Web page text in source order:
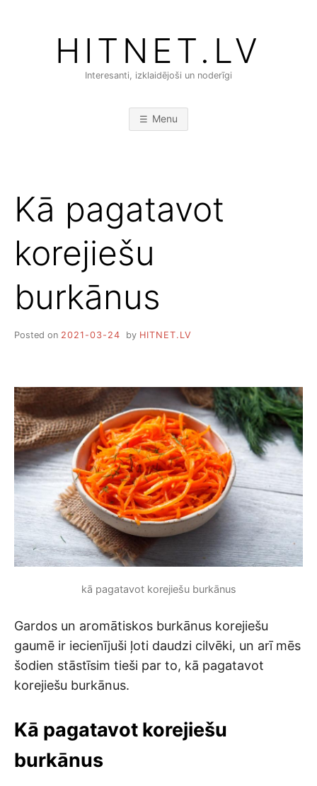
HITNET.LV
Interesanti, izklaidējoši un noderīgi
Menu
Kā pagatavot
korejiešu
burkānus
Posted on 2021-03-24 by HITNET.LV
kā pagatavot korejiešu burkānus
Gardos un aromātiskos burkānus korejiešu
gaumē ir iecienījuši ļoti daudzi cilvēki, un arī mēs
šodien stāstīsim tieši par to, kā pagatavot
korejiešu burkānus.
Kā pagatavot korejiešu
burkānus